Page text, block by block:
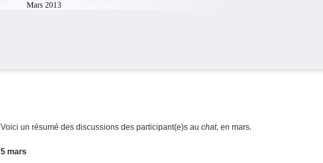
Mars 2013
Voici un résumé des discussions des participant(e)s auchat, en mars.
5 mars